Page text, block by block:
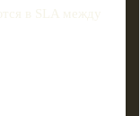
в SLA между